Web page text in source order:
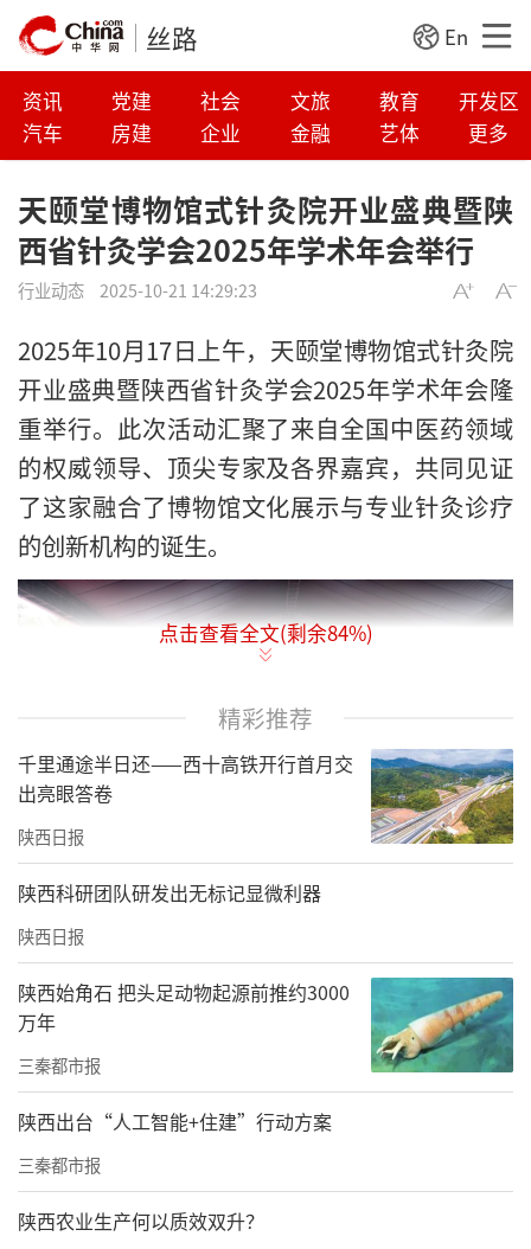
丝路 En
资讯 党建 社会 文旅 教育
开发区
汽车
房建 企业 金融 艺体 更多
天颐堂博物馆式针灸院开业盛典暨陕
西省针灸学会2025年学术年会举行
行业动态 2025-10-21 14:29:23
2025年10月17日上午，天颐堂博物馆式针灸院
开业盛典暨陕西省针灸学会2025年学术年会隆
重举行。此次活动汇聚了来自全国中医药领域
的权威领导、顶尖专家及各界嘉宾，共同见证
了这家融合了博物馆文化展示与专业针灸诊疗
的创新机构的诞生。
上午8时30分，陕西省针灸学会2025年学术年会
正式启幕。国家卫生部原部长、党组书记高
强；世界针灸学会联合会主席刘保延教授；中
国针灸学会会长喻晓春教授；陕西中医药大学
校长杨晓航教授；陕西华佑医疗投资集团董事
长张琳等相关领导先后致辞，围绕针灸学术发
展、中医药创新与文化传播等议题发表重要讲
话。
点击查看全文(剩余84%)
精彩推荐
千里通途半日还——西十高铁开行首月交
出亮眼答卷
陕西日报
陕西科研团队研发出无标记显微利器
陕西日报
陕西始角石 把头足动物起源前推约3000
万年
三秦都市报
陕西出台“人工智能+住建”行动方案
三秦都市报
陕西农业生产何以质效双升？